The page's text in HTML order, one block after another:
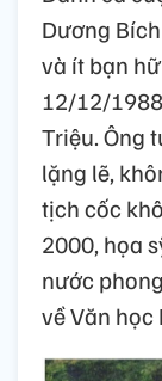
Dương
và ít bạn
12/12/
Triệu. Ông
lặng lẽ,
tịch cốc
2000, họa
nước
về Văn học